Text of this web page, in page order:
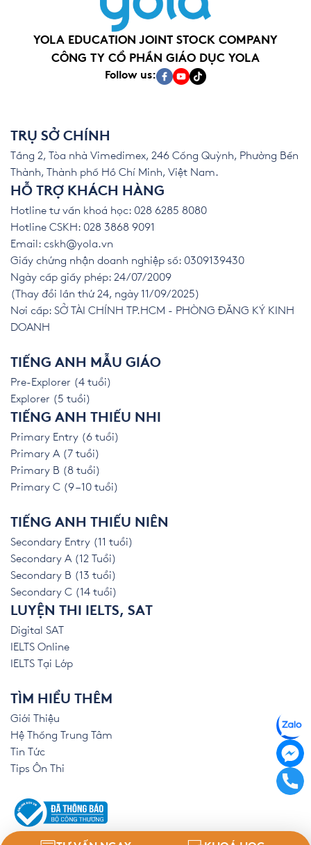
YOLA EDUCATION JOINT STOCK COMPANY
CÔNG TY CỔ PHẦN GIÁO DỤC YOLA
Follow us:
TRỤ SỞ CHÍNH
Tầng 2, Tòa nhà Vimedimex, 246 Cống Quỳnh, Phường Bến
Thành, Thành phố Hồ Chí Minh, Việt Nam.
HỖ TRỢ KHÁCH HÀNG
Hotline tư vấn khoá học: 028 6285 8080
Hotline CSKH: 028 3868 9091
Email: cskh@yola.vn
Giấy chứng nhận doanh nghiệp số: 0309139430
Ngày cấp giấy phép: 24/07/2009
(Thay đổi lần thứ 24, ngày 11/09/2025)
Nơi cấp: SỞ TÀI CHÍNH TP.HCM - PHÒNG ĐĂNG KÝ KINH
DOANH
TIẾNG ANH MẪU GIÁO
Pre-Explorer (4 tuổi)
Explorer (5 tuổi)
TIẾNG ANH THIẾU NHI
Primary Entry (6 tuổi)
Primary A (7 tuổi)
Primary B (8 tuổi)
Primary C (9 – 10 tuổi)
TIẾNG ANH THIẾU NIÊN
Secondary Entry (11 tuổi)
Secondary A (12 Tuổi)
Secondary B (13 tuổi)
Secondary C (14 tuổi)
LUYỆN THI IELTS, SAT
Digital SAT
IELTS Online
IELTS Tại Lớp
TÌM HIỂU THÊM
Giới Thiệu
Hệ Thống Trung Tâm
Tin Tức
Tips Ôn Thi